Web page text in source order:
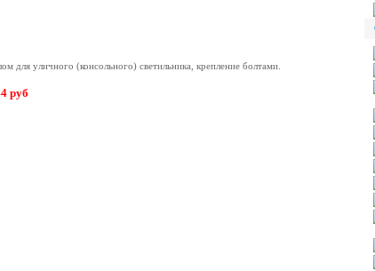
для уличного (консольного) светильника, крепление болтами.
руб